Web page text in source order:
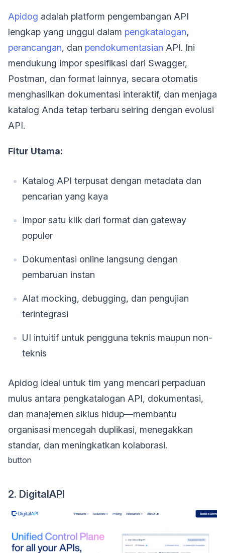
Apidog adalah platform pengembangan API
lengkap yang unggul dalam pengkatalogan,
perancangan, dan pendokumentasian API. Ini
mendukung impor spesifikasi dari Swagger,
Postman, dan format lainnya, secara otomatis
menghasilkan dokumentasi interaktif, dan menjaga
katalog Anda tetap terbaru seiring dengan evolusi
API.
Fitur Utama:
Katalog API terpusat dengan metadata dan
pencarian yang kaya
Impor satu klik dari format dan gateway
populer
Dokumentasi online langsung dengan
pembaruan instan
Alat mocking, debugging, dan pengujian
terintegrasi
UI intuitif untuk pengguna teknis maupun non-
teknis
Apidog ideal untuk tim yang mencari perpaduan
mulus antara pengkatalogan API, dokumentasi,
dan manajemen siklus hidup—membantu
organisasi mencegah duplikasi, menegakkan
standar, dan meningkatkan kolaborasi.
button
2. DigitalAPI